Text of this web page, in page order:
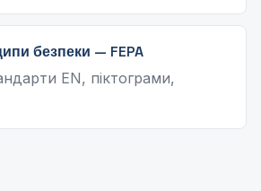
безпеки — FEPA
EN, піктограми,